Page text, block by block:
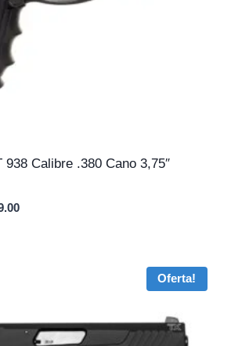
938 Calibre .380 Cano 3,75″
O
Oferta!